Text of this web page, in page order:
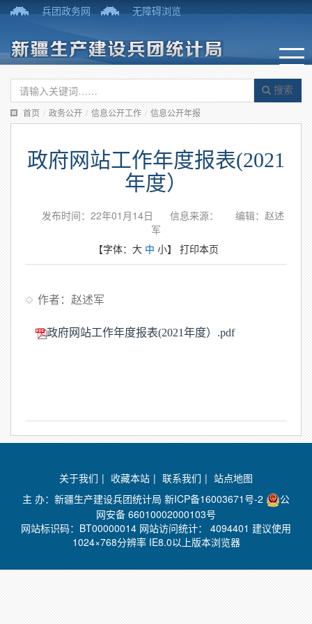
兵团政务网 无障碍浏览
搜索
首页 / 政务公开 / 信息公开工作 / 信息公开年报
政府网站工作年度报表(2021
年度）
发布时间：22年01月14日 信息来源：
编辑：赵述
军
【字体： 大 中 小】 打印本页
作者：赵述军
政府网站工作年度报表(2021年度）.pdf
关于我们 | 收藏本站 | 联系我们 | 站点地图
主 办：新疆生产建设兵团统计局 新ICP备16003671号-2
公
网安备 66010002000103号
网站标识码：BT00000014 网站访问统计： 4094401 建议使用
1024×768分辨率 IE8.0以上版本浏览器